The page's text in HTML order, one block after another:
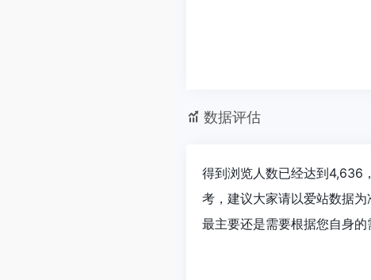
数据评估
得到浏览人数已经达到4,636
考，建议大家请以爱站数据
最主要还是需要根据您自身